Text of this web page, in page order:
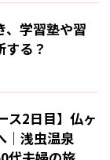
、学習塾や習
する？
ス2日目】仏ヶ
｜浅虫温泉